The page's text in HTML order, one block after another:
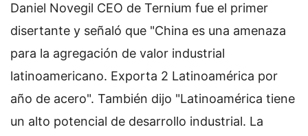
Daniel Novegil CEO de Ternium fue el primer
disertante y señaló que "China es una amenaza
para la agregación de valor industrial
latinoamericano. Exporta 2 Latinoamérica por
año de acero". También dijo "Latinoamérica tiene
un alto potencial de desarrollo industrial. La